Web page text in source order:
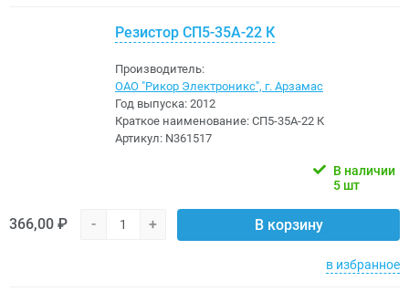
Резистор СП5-35А-22 К
Производитель:
ОАО "Рикор Электроникс", г. Арзамас
Год выпуска: 2012
Краткое наименование: СП5-35А-22 К
Артикул: N361517
В наличии
5 шт
366,00 ₽ - + В корзину
в избранное